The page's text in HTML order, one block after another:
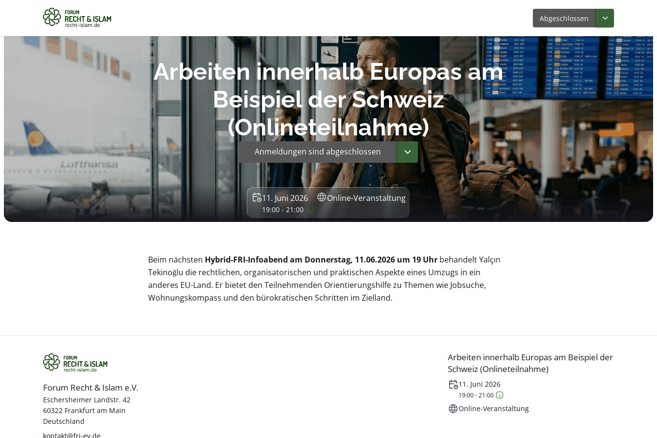
Abgeschlossen
Arbeiten innerhalb Europas am
Beispiel der Schweiz
(Onlineteilnahme)
Anmeldungen sind abgeschlossen
11. Juni 2026
19:00 - 21:00
Online-Veranstaltung
Beim nächsten Hybrid-FRI-Infoabend am Donnerstag, 11.06.2026 um 19 Uhr behandelt Yalçın
Tekinoğlu die rechtlichen, organisatorischen und praktischen Aspekte eines Umzugs in ein
anderes EU-Land. Er bietet den Teilnehmenden Orientierungshilfe zu Themen wie Jobsuche,
Wohnungskompass und den bürokratischen Schritten im Zielland.
Forum Recht & Islam e.V.
Eschersheimer Landstr. 42
60322 Frankfurt am Main
Deutschland
kontakt@fri-ev.de
Arbeiten innerhalb Europas am Beispiel der
Schweiz (Onlineteilnahme)
11. Juni 2026
19:00 - 21:00
Online-Veranstaltung